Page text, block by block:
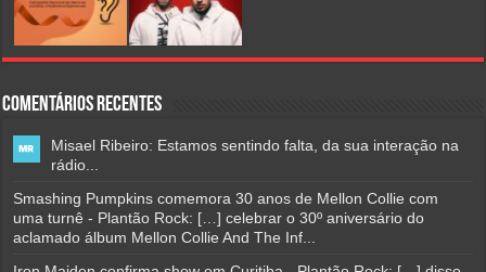
Comentários Recentes
Misael Ribeiro: Estamos sentindo falta, da sua interação na
rádio...
Smashing Pumpkins comemora 30 anos de Mellon Collie com
uma turnê - Plantão Rock: […] celebrar o 30º aniversário do
aclamado álbum Mellon Collie And The Inf...